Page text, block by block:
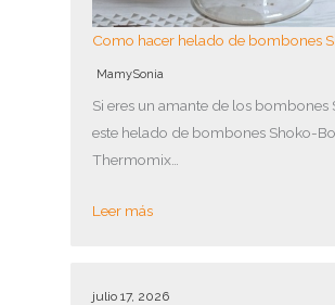
Como hacer helado de bombones
MamySonia
Si eres un amante de los bombones
este helado de bombones Shoko-
Thermomix…
Leer más
julio 17, 2026